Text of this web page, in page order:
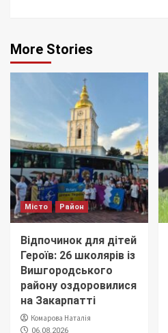
More Stories
Місто Район
Відпочинок для дітей
Героїв: 26 школярів із
Вишгородського
району оздоровилися
на Закарпатті
Комарова Наталія
06.08.2026